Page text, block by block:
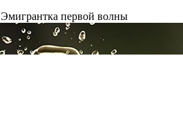
Эмигрантка первой волны